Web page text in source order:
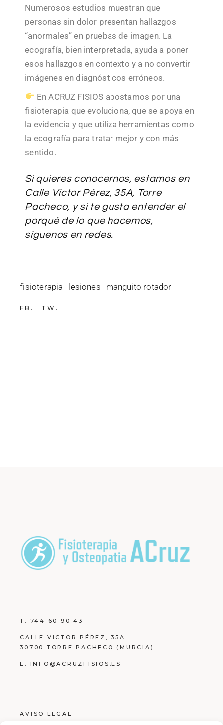
Numerosos estudios muestran que
personas sin dolor presentan hallazgos
“anormales” en pruebas de imagen. La
ecografía, bien interpretada, ayuda a poner
esos hallazgos en contexto y a no convertir
imágenes en diagnósticos erróneos.
En ACRUZ FISIOS apostamos por una
fisioterapia que evoluciona, que se apoya en
la evidencia y que utiliza herramientas como
la ecografía para tratar mejor y con más
sentido.
Si quieres conocernos, estamos en
Calle Víctor Pérez, 35A, Torre
Pacheco, y si te gusta entender el
porqué de lo que hacemos,
síguenos en redes.
fisioterapia lesiones manguito rotador
FB TW
T: 744 60 90 43
CALLE VICTOR PÉREZ, 35A
30700 TORRE PACHECO (MURCIA)
E: INFO@ACRUZFISIOS.ES
AVISO LEGAL